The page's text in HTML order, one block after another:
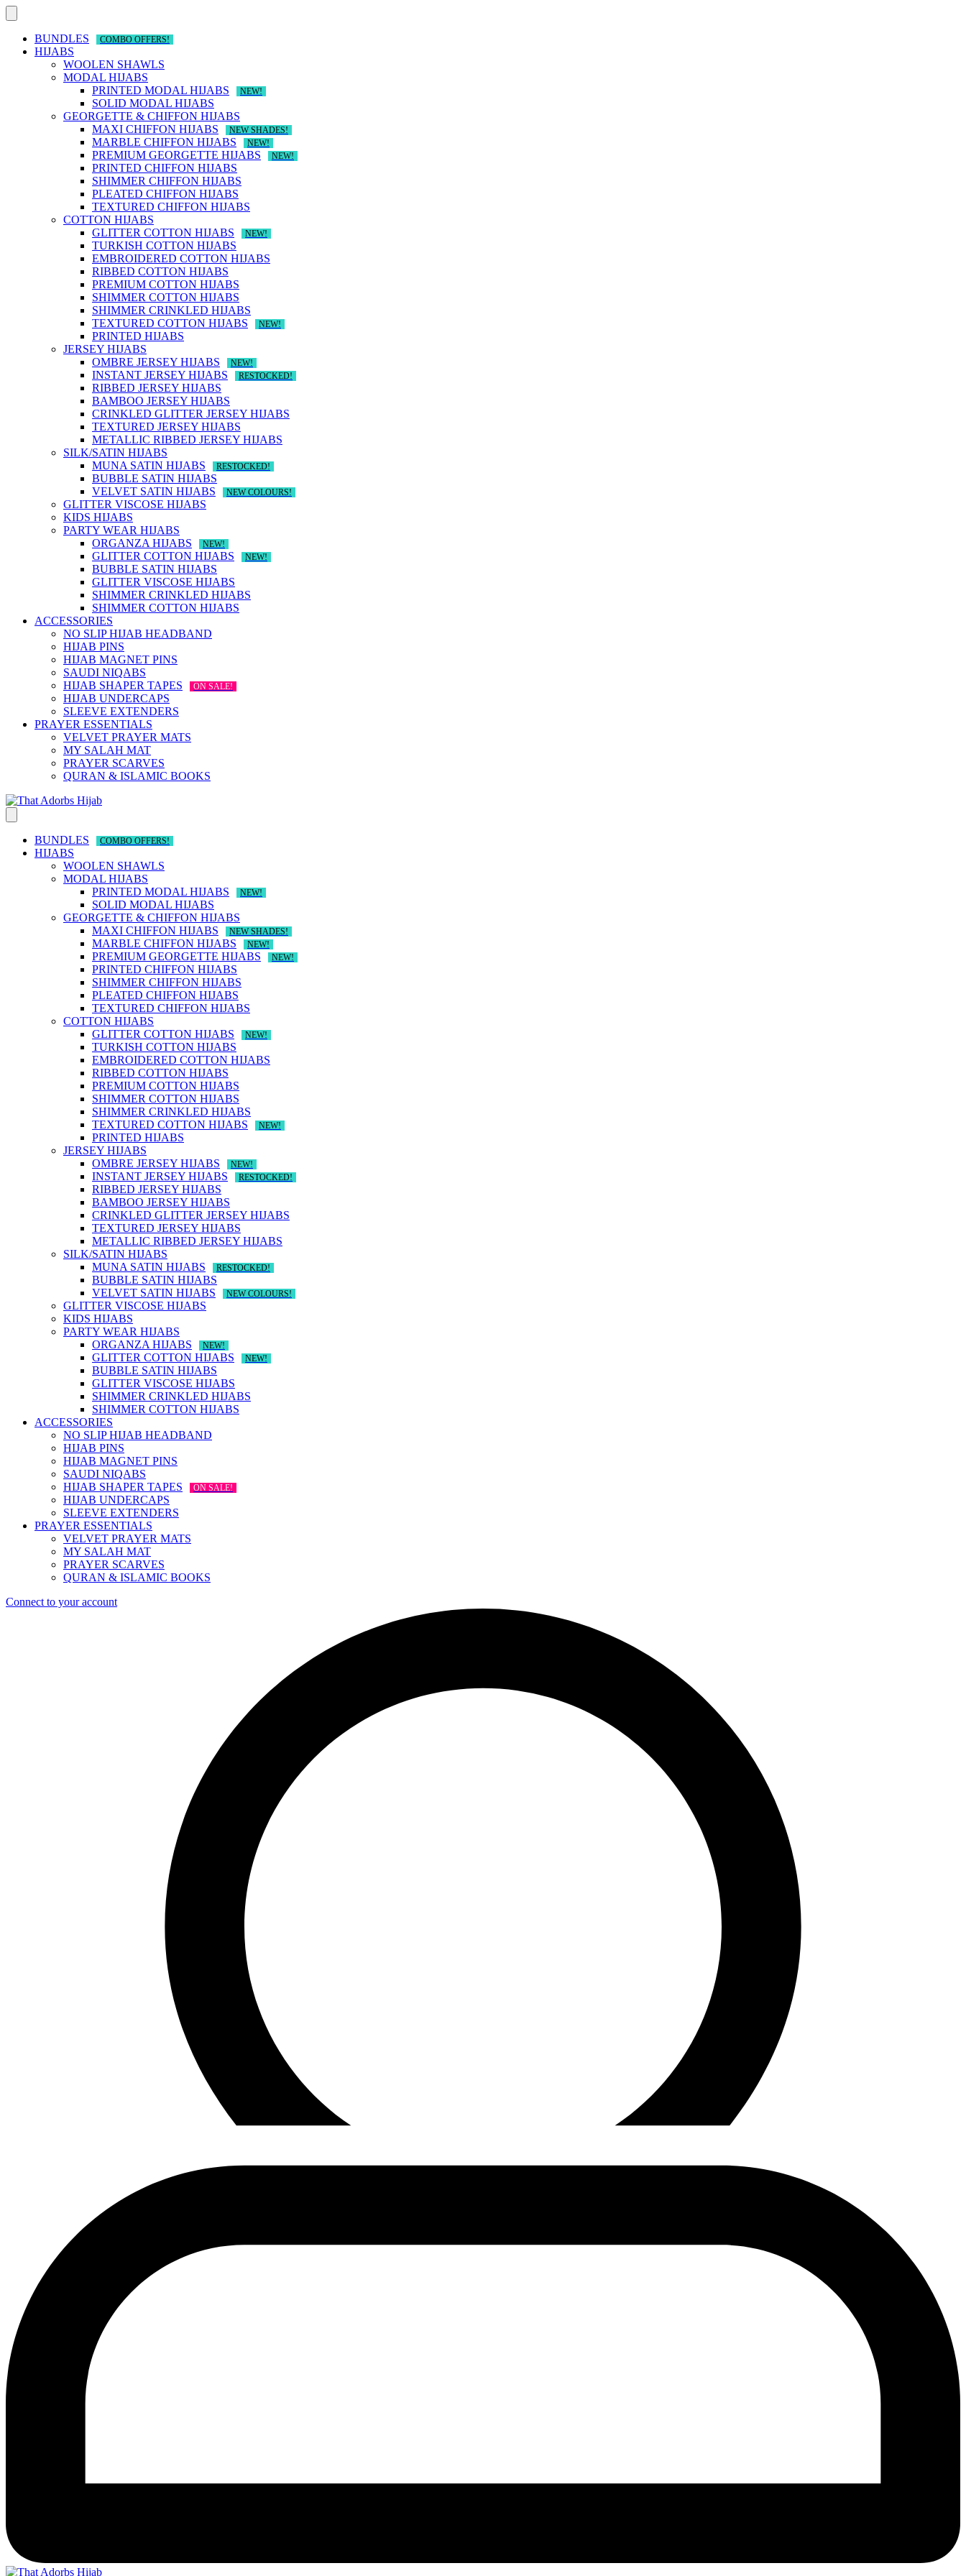
Skip
to
contentBUNDLES COMBO OFFERS!
HIJABS
WOOLEN SHAWLS
MODAL HIJABS
PRINTED MODAL HIJABS
NEW!
SOLID MODAL HIJABS
GEORGETTE & CHIFFON HIJABS
MAXI CHIFFON HIJABS
NEW SHADES!
MARBLE CHIFFON HIJABS NEW!
PREMIUM GEORGETTE HIJABS NEW!
PRINTED CHIFFON HIJABS
SHIMMER CHIFFON HIJABS
PLEATED CHIFFON HIJABS
TEXTURED CHIFFON HIJABS
COTTON HIJABS
GLITTER COTTON HIJABS
NEW!
TURKISH COTTON HIJABS
EMBROIDERED COTTON HIJABS
RIBBED COTTON HIJABS
PREMIUM COTTON HIJABS
SHIMMER COTTON HIJABS
SHIMMER CRINKLED HIJABS
TEXTURED COTTON HIJABS
NEW!
PRINTED HIJABS
JERSEY HIJABS
OMBRE JERSEY HIJABS
NEW!
INSTANT JERSEY HIJABS RESTOCKED!
RIBBED JERSEY HIJABS
BAMBOO JERSEY HIJABS
CRINKLED GLITTER JERSEY HIJABS
TEXTURED JERSEY HIJABS
METALLIC RIBBED JERSEY HIJABS
SILK/SATIN HIJABS
MUNA SATIN HIJABS
RESTOCKED!
BUBBLE SATIN HIJABS
VELVET SATIN HIJABS
NEW COLOURS!
GLITTER VISCOSE HIJABS
KIDS HIJABS
PARTY WEAR HIJABS
ORGANZA HIJABS
NEW!
GLITTER COTTON HIJABS NEW!
BUBBLE SATIN HIJABS
GLITTER VISCOSE HIJABS
SHIMMER CRINKLED HIJABS
SHIMMER COTTON HIJABS
ACCESSORIES
NO SLIP HIJAB HEADBAND
HIJAB PINS
HIJAB MAGNET PINS
SAUDI NIQABS
HIJAB SHAPER TAPES
ON SALE!
HIJAB UNDERCAPS
SLEEVE EXTENDERS
PRAYER ESSENTIALS
VELVET PRAYER MATS
MY SALAH MAT
PRAYER SCARVES
QURAN & ISLAMIC BOOKS
BUNDLES COMBO OFFERS!
HIJABS
WOOLEN SHAWLS
MODAL HIJABS
PRINTED MODAL HIJABS
NEW!
SOLID MODAL HIJABS
GEORGETTE & CHIFFON HIJABS
MAXI CHIFFON HIJABS
NEW SHADES!
MARBLE CHIFFON HIJABS NEW!
PREMIUM GEORGETTE HIJABS NEW!
PRINTED CHIFFON HIJABS
SHIMMER CHIFFON HIJABS
PLEATED CHIFFON HIJABS
TEXTURED CHIFFON HIJABS
COTTON HIJABS
GLITTER COTTON HIJABS
NEW!
TURKISH COTTON HIJABS
EMBROIDERED COTTON HIJABS
RIBBED COTTON HIJABS
PREMIUM COTTON HIJABS
SHIMMER COTTON HIJABS
SHIMMER CRINKLED HIJABS
TEXTURED COTTON HIJABS
NEW!
PRINTED HIJABS
JERSEY HIJABS
OMBRE JERSEY HIJABS
NEW!
INSTANT JERSEY HIJABS RESTOCKED!
RIBBED JERSEY HIJABS
BAMBOO JERSEY HIJABS
CRINKLED GLITTER JERSEY HIJABS
TEXTURED JERSEY HIJABS
METALLIC RIBBED JERSEY HIJABS
SILK/SATIN HIJABS
MUNA SATIN HIJABS
RESTOCKED!
BUBBLE SATIN HIJABS
VELVET SATIN HIJABS
NEW COLOURS!
GLITTER VISCOSE HIJABS
KIDS HIJABS
PARTY WEAR HIJABS
ORGANZA HIJABS
NEW!
GLITTER COTTON HIJABS NEW!
BUBBLE SATIN HIJABS
GLITTER VISCOSE HIJABS
SHIMMER CRINKLED HIJABS
SHIMMER COTTON HIJABS
ACCESSORIES
NO SLIP HIJAB HEADBAND
HIJAB PINS
HIJAB MAGNET PINS
SAUDI NIQABS
HIJAB SHAPER TAPES
ON SALE!
HIJAB UNDERCAPS
SLEEVE EXTENDERS
PRAYER ESSENTIALS
VELVET PRAYER MATS
MY SALAH MAT
PRAYER SCARVES
QURAN & ISLAMIC BOOKS
Connect to your account